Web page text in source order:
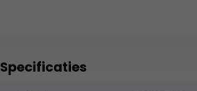
Specificaties